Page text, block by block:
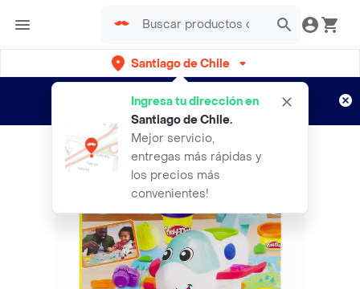
Santiago de Chile
Ingresa tu dirección en
Santiago de Chile.
Mejor servicio,
entregas más rápidas y
los precios más
convenientes!
envíos gratis por semanas
Aplican TyC